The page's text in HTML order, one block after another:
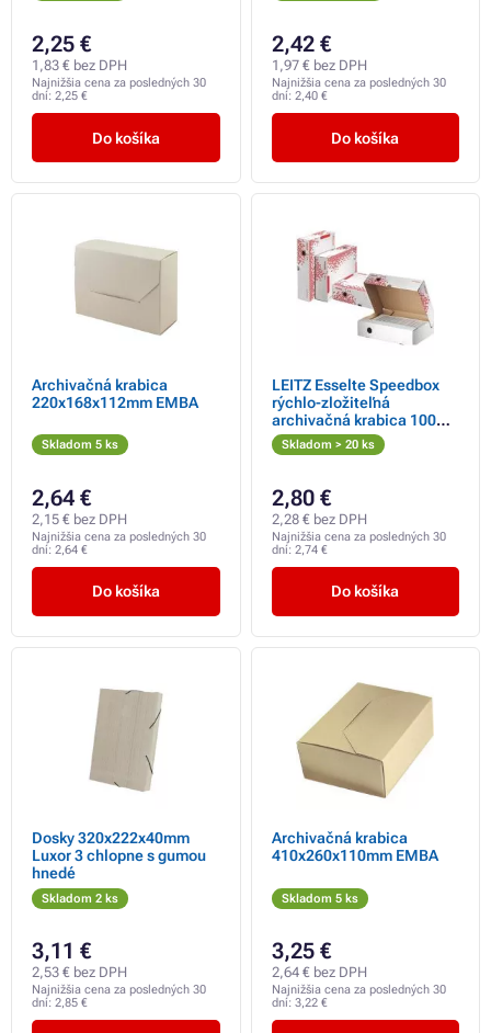
2,25 €
1,83 € bez DPH
Najnižšia cena za posledných 30
dní: 2,25 €
Do košíka
2,42 €
1,97 € bez DPH
Najnižšia cena za posledných 30
dní: 2,40 €
Do košíka
Archivačná krabica
220x168x112mm EMBA
Skladom 5 ks
2,64 €
2,15 € bez DPH
Najnižšia cena za posledných 30
dní: 2,64 €
Do košíka
LEITZ Esselte Speedbox
rýchlo-zložiteľná
archivačná krabica 100
mm, biela-červená
Skladom > 20 ks
2,80 €
2,28 € bez DPH
Najnižšia cena za posledných 30
dní: 2,74 €
Do košíka
Dosky 320x222x40mm
Luxor 3 chlopne s gumou
hnedé
Skladom 2 ks
3,11 €
2,53 € bez DPH
Najnižšia cena za posledných 30
dní: 2,85 €
Archivačná krabica
410x260x110mm EMBA
Skladom 5 ks
3,25 €
2,64 € bez DPH
Najnižšia cena za posledných 30
dní: 3,22 €